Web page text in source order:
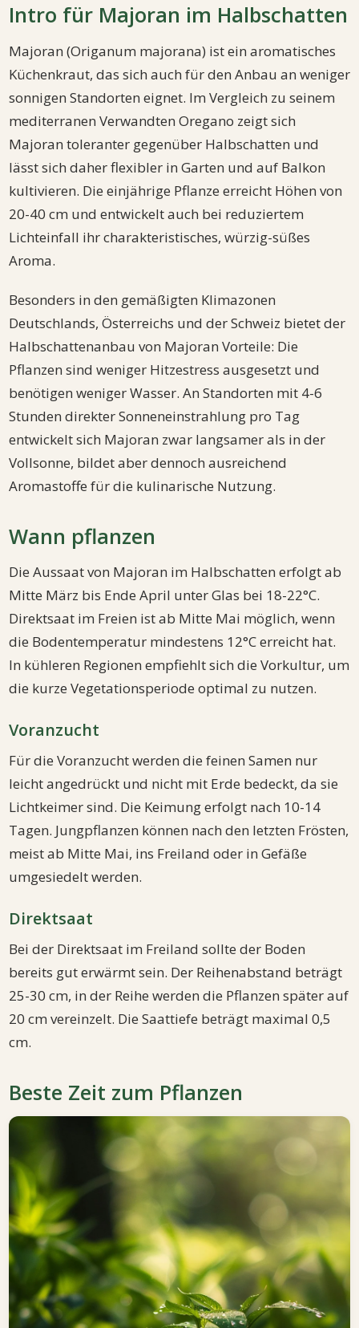
Intro für Majoran im Halbschatten
Majoran (Origanum majorana) ist ein aromatisches
Küchenkraut, das sich auch für den Anbau an weniger
sonnigen Standorten eignet. Im Vergleich zu seinem
mediterranen Verwandten Oregano zeigt sich
Majoran toleranter gegenüber Halbschatten und
lässt sich daher flexibler in Garten und auf Balkon
kultivieren. Die einjährige Pflanze erreicht Höhen von
20-40 cm und entwickelt auch bei reduziertem
Lichteinfall ihr charakteristisches, würzig-süßes
Aroma.
Besonders in den gemäßigten Klimazonen
Deutschlands, Österreichs und der Schweiz bietet der
Halbschattenanbau von Majoran Vorteile: Die
Pflanzen sind weniger Hitzestress ausgesetzt und
benötigen weniger Wasser. An Standorten mit 4-6
Stunden direkter Sonneneinstrahlung pro Tag
entwickelt sich Majoran zwar langsamer als in der
Vollsonne, bildet aber dennoch ausreichend
Aromastoffe für die kulinarische Nutzung.
Wann pflanzen
Die Aussaat von Majoran im Halbschatten erfolgt ab
Mitte März bis Ende April unter Glas bei 18-22°C.
Direktsaat im Freien ist ab Mitte Mai möglich, wenn
die Bodentemperatur mindestens 12°C erreicht hat.
In kühleren Regionen empfiehlt sich die Vorkultur, um
die kurze Vegetationsperiode optimal zu nutzen.
Voranzucht
Für die Voranzucht werden die feinen Samen nur
leicht angedrückt und nicht mit Erde bedeckt, da sie
Lichtkeimer sind. Die Keimung erfolgt nach 10-14
Tagen. Jungpflanzen können nach den letzten Frösten,
meist ab Mitte Mai, ins Freiland oder in Gefäße
umgesiedelt werden.
Direktsaat
Bei der Direktsaat im Freiland sollte der Boden
bereits gut erwärmt sein. Der Reihenabstand beträgt
25-30 cm, in der Reihe werden die Pflanzen später auf
20 cm vereinzelt. Die Saattiefe beträgt maximal 0,5
cm.
Beste Zeit zum Pflanzen